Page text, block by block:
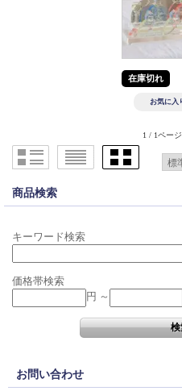
在庫切れ
1 / 1ページ
商品検索
キーワード検索
価格帯検索
円 ～
お問い合わせ